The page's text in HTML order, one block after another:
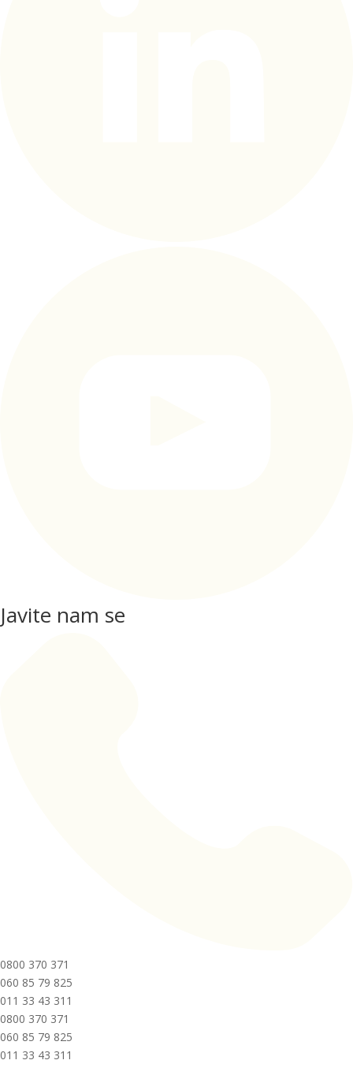
Javite nam se
0800 370 371
060 85 79 825
011 33 43 311
0800 370 371
060 85 79 825
011 33 43 311